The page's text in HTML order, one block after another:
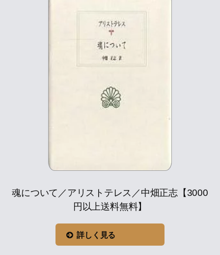
魂について／アリストテレス／中畑正志【3000
円以上送料無料】
詳しく見る